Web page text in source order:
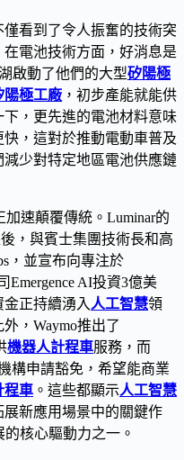
看到了令人振奮的技術突
電池技術方面，好消息是
啟動了他們的大型矽陽極
陽極工廠 ，初步產能就能供
下，更先進的電池材料意味
快，這對於推動電動車普及
少對特定地區電池供應鏈
加速顛覆傳統。Luminar的
，與賓士集團技術長和高
，並宣布向專注於
Emergence AI投資3億美
正持續湧入 人工智慧領
，Waymo推出了
機器人計程車服務，而
構申請豁免，希望能商業
程車 。這些都顯示人工智慧
新應用場景中的關鍵作
核心驅動力之一。